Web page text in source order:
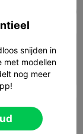

snijden in
met modellen
nog meer